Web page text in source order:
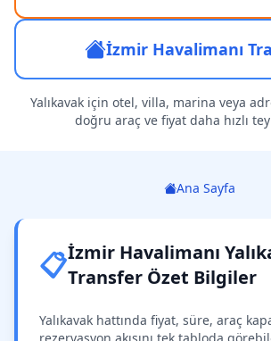
İzmir Havalimanı
Yalıkavak için otel, villa, marina veya
doğru araç ve fiyat daha hızlı
Ana Sayfa
📋İzmir Havalimanı
Transfer Özet Bilgiler
Yalıkavak hattında fiyat, süre, araç